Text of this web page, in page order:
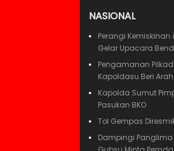
NASIONAL
Perangi
Gelar Upacara
Pengamanan
Kapoldasu Beri
Kapolda Sumut
Pasukan BKO
Tol Gempas
Dampingi Panglima